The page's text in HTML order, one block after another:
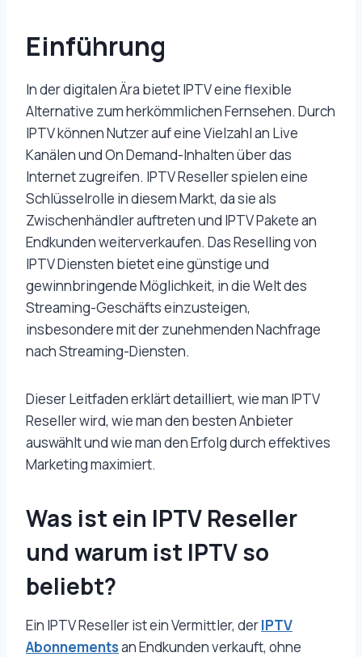
Einführung
In der digitalen Ära bietet IPTV eine flexible
Alternative zum herkömmlichen Fernsehen. Durch
IPTV können Nutzer auf eine Vielzahl an Live
Kanälen und On Demand-Inhalten über das
Internet zugreifen. IPTV Reseller spielen eine
Schlüsselrolle in diesem Markt, da sie als
Zwischenhändler auftreten und IPTV Pakete an
Endkunden weiterverkaufen. Das Reselling von
IPTV Diensten bietet eine günstige und
gewinnbringende Möglichkeit, in die Welt des
Streaming-Geschäfts einzusteigen,
insbesondere mit der zunehmenden Nachfrage
nach Streaming-Diensten.
Dieser Leitfaden erklärt detailliert, wie man IPTV
Reseller wird, wie man den besten Anbieter
auswählt und wie man den Erfolg durch effektives
Marketing maximiert.
Was ist ein IPTV Reseller
und warum ist IPTV so
beliebt?
Ein IPTV Reseller ist ein Vermittler, derIPTV
Abonnementsan Endkunden verkauft, ohne